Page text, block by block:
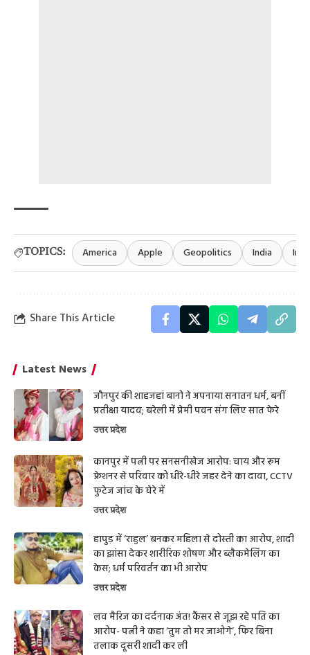
TOPICS: America Apple Geopolitics India
Share This Article
Latest News
जौनपुर की शाहजहां बानो ने अपनाया सनातन धर्म, बनीं
प्रतीक्षा यादव; बरेली में प्रेमी पवन संग लिए सात फेरे
उत्तर प्रदेश
कानपुर में पत्नी पर सनसनीखेज आरोप: चाय और रूम
फ्रेशनर से परिवार को धीरे-धीरे जहर देने का दावा, CCTV
फुटेज जांच के घेरे में
उत्तर प्रदेश
हापुड़ में ‘राहुल’ बनकर महिला से दोस्ती का आरोप, शादी
का झांसा देकर शारीरिक शोषण और ब्लैकमेलिंग का
केस; धर्म परिवर्तन का भी आरोप
उत्तर प्रदेश
लव मैरिज का दर्दनाक अंत! कैंसर से जूझ रहे पति का
आरोप- पत्नी ने कहा ‘तुम तो मर जाओगे’, फिर बिना
तलाक दूसरी शादी कर ली